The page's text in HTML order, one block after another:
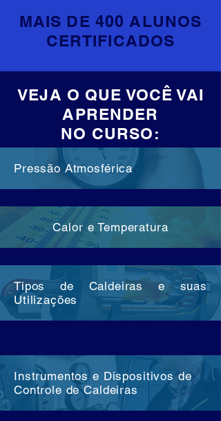
MAIS DE 400 ALUNOS
CERTIFICADOS
VEJA O QUE VOCÊ VAI
APRENDER
NO CURSO:
Pressão Atmosférica
Calor e Temperatura
Tipos de Caldeiras e suas
Utilizações
Instrumentos e Dispositivos de
Controle de Caldeiras